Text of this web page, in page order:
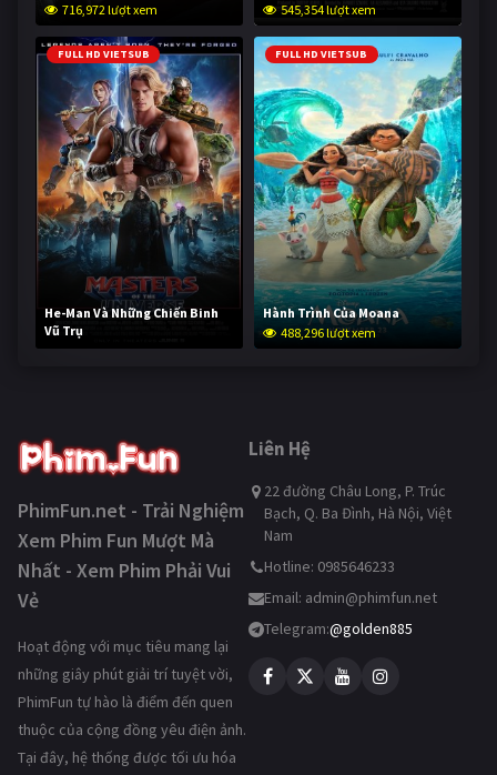
716,972 lượt xem
545,354 lượt xem
FULL HD VIETSUB
He-Man Và Những Chiến Binh
Vũ Trụ
236,849 lượt xem
FULL HD VIETSUB
Hành Trình Của Moana
488,296 lượt xem
PhimFun.net - Trải Nghiệm
Xem Phim Fun Mượt Mà
Nhất - Xem Phim Phải Vui
Vẻ
Hoạt động với mục tiêu mang lại
những giây phút giải trí tuyệt vời,
PhimFun tự hào là điểm đến quen
thuộc của cộng đồng yêu điện ảnh.
Tại đây, hệ thống được tối ưu hóa
Liên Hệ
22 đường Châu Long, P. Trúc
Bạch, Q. Ba Đình, Hà Nội, Việt
Nam
Hotline: 0985646233
Email: admin@phimfun.net
Telegram:@golden885